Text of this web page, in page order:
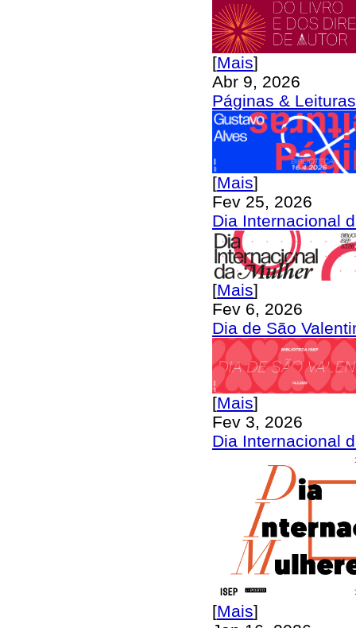
[Mais]
Abr 9, 2026
Páginas & Leituras
[Mais]
Fev 25, 2026
Dia Internacional
[Mais]
Fev 6, 2026
Dia de São
[Mais]
Fev 3, 2026
Dia Internacional
[Mais]